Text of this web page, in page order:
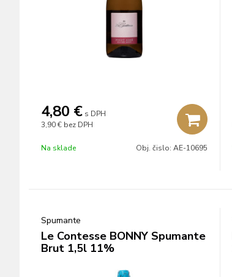
4,80 € s DPH
3,90 € bez DPH
Na sklade Obj. čislo: AE-10695
Spumante
Le Contesse BONNY Spumante
Brut 1,5l 11%